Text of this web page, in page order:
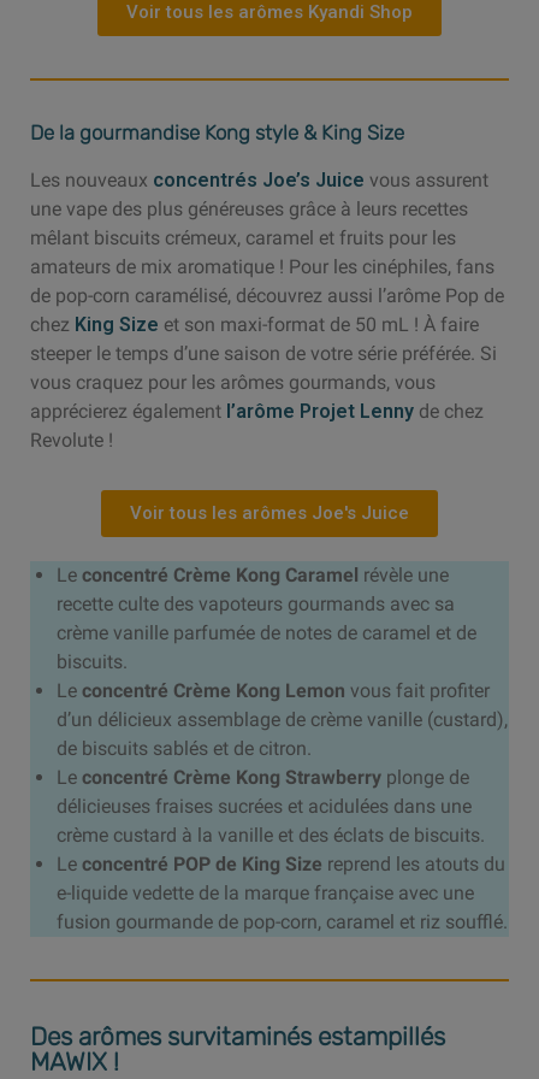
Voir tous les arômes Kyandi Shop
De la gourmandise Kong style & King Size
Les nouveaux concentrés Joe’s Juice vous assurent
une vape des plus généreuses grâce à leurs recettes
mêlant biscuits crémeux, caramel et fruits pour les
amateurs de mix aromatique ! Pour les cinéphiles, fans
de pop-corn caramélisé, découvrez aussi l’arôme Pop de
chez King Size et son maxi-format de 50 mL ! À faire
steeper le temps d’une saison de votre série préférée. Si
vous craquez pour les arômes gourmands, vous
apprécierez également l’arôme Projet Lenny de chez
Revolute !
Voir tous les arômes Joe's Juice
Le concentré Crème Kong Caramel révèle une
recette culte des vapoteurs gourmands avec sa
crème vanille parfumée de notes de caramel et de
biscuits.
Le concentré Crème Kong Lemon vous fait profiter
d’un délicieux assemblage de crème vanille (custard),
de biscuits sablés et de citron.
Le concentré Crème Kong Strawberry plonge de
délicieuses fraises sucrées et acidulées dans une
crème custard à la vanille et des éclats de biscuits.
Le concentré POP de King Size reprend les atouts du
e-liquide vedette de la marque française avec une
fusion gourmande de pop-corn, caramel et riz soufflé.
Des arômes survitaminés estampillés
MAWIX !